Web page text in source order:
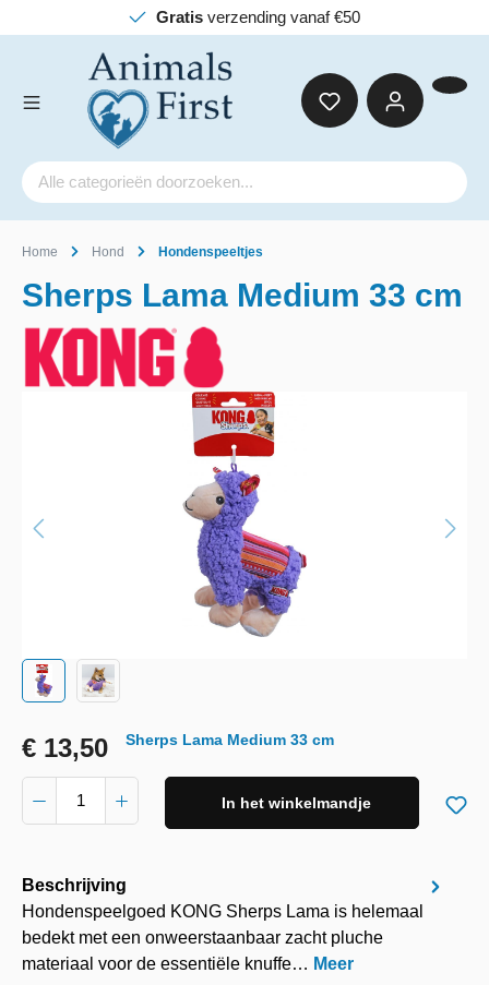
Gratisverzending vanaf €50
Home Hond Hondenspeeltjes
Sherps Lama Medium 33 cm
€ 13,50 Sherps Lama Medium 33 cm
In het winkelmandje
Beschrijving
Hondenspeelgoed KONG Sherps Lama is helemaal
bedekt met een onweerstaanbaar zacht pluche
materiaal voor de essentiële knuffe… Meer